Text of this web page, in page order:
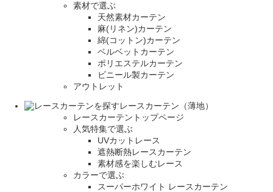
素材で選ぶ
天然素材カーテン
麻(リネン)カーテン
綿(コットン)カーテン
ベルベットカーテン
ポリエステルカーテン
ビニール製カーテン
アウトレット
レースカーテン（薄地）
レースカーテントップページ
人気特集で選ぶ
UVカットレース
遮熱断熱レースカーテン
素材感を楽しむレース
カラーで選ぶ
スーパーホワイト レースカーテン